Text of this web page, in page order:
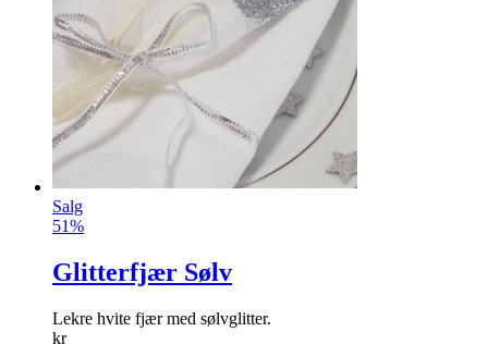
Salg
51%
Glitterfjær Sølv
Lekre hvite fjær med sølvglitter.
kr